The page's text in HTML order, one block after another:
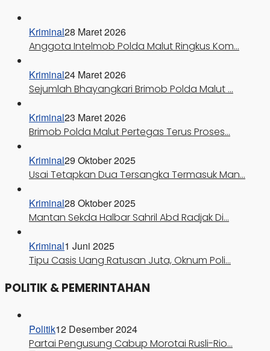
Kriminal28 Maret 2026
Anggota Intelmob Polda Malut Ringkus Kom…
Kriminal24 Maret 2026
Sejumlah Bhayangkari Brimob Polda Malut …
Kriminal23 Maret 2026
Brimob Polda Malut Pertegas Terus Proses…
Kriminal29 Oktober 2025
Usai Tetapkan Dua Tersangka Termasuk Man…
Kriminal28 Oktober 2025
Mantan Sekda Halbar Sahril Abd Radjak Di…
Kriminal1 Juni 2025
Tipu Casis Uang Ratusan Juta, Oknum Poli…
POLITIK & PEMERINTAHAN
Politik12 Desember 2024
Partai Pengusung Cabup Morotai Rusli-Rio…